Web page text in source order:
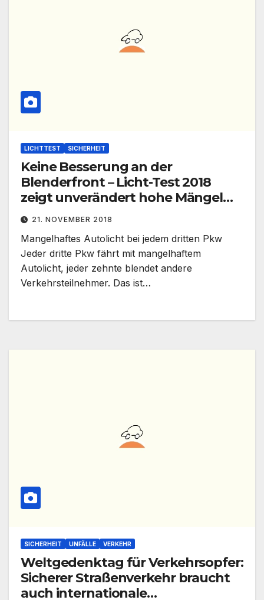
LICHTTEST SICHERHEIT
Keine Besserung an der
Blenderfront – Licht-Test 2018
zeigt unverändert hohe Mängel
bei Pkw
21. NOVEMBER 2018
Mangelhaftes Autolicht bei jedem dritten Pkw
Jeder dritte Pkw fährt mit mangelhaftem
Autolicht, jeder zehnte blendet andere
Verkehrsteilnehmer. Das ist…
SICHERHEIT UNFÄLLE VERKEHR
Weltgedenktag für Verkehrsopfer:
Sicherer Straßenverkehr braucht
auch internationale